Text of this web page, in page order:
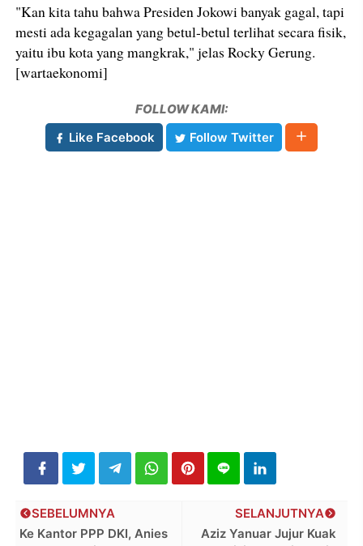
"Kan kita tahu bahwa Presiden Jokowi banyak gagal, tapi
mesti ada kegagalan yang betul-betul terlihat secara fisik,
yaitu ibu kota yang mangkrak," jelas Rocky Gerung.
[wartaekonomi]
FOLLOW KAMI:
Like Facebook
Follow Twitter
SELANJUTNYA
Aziz Yanuar Jujur Kuak
SEBELUMNYA
Ke Kantor PPP DKI, Anies